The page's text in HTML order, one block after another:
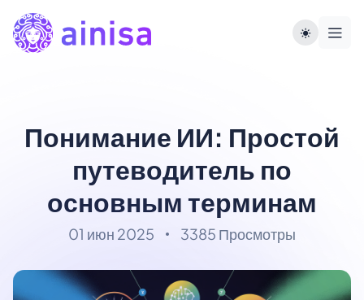
Понимание ИИ: Простой
путеводитель по
основным терминам
01 июн 2025 3385 Просмотры